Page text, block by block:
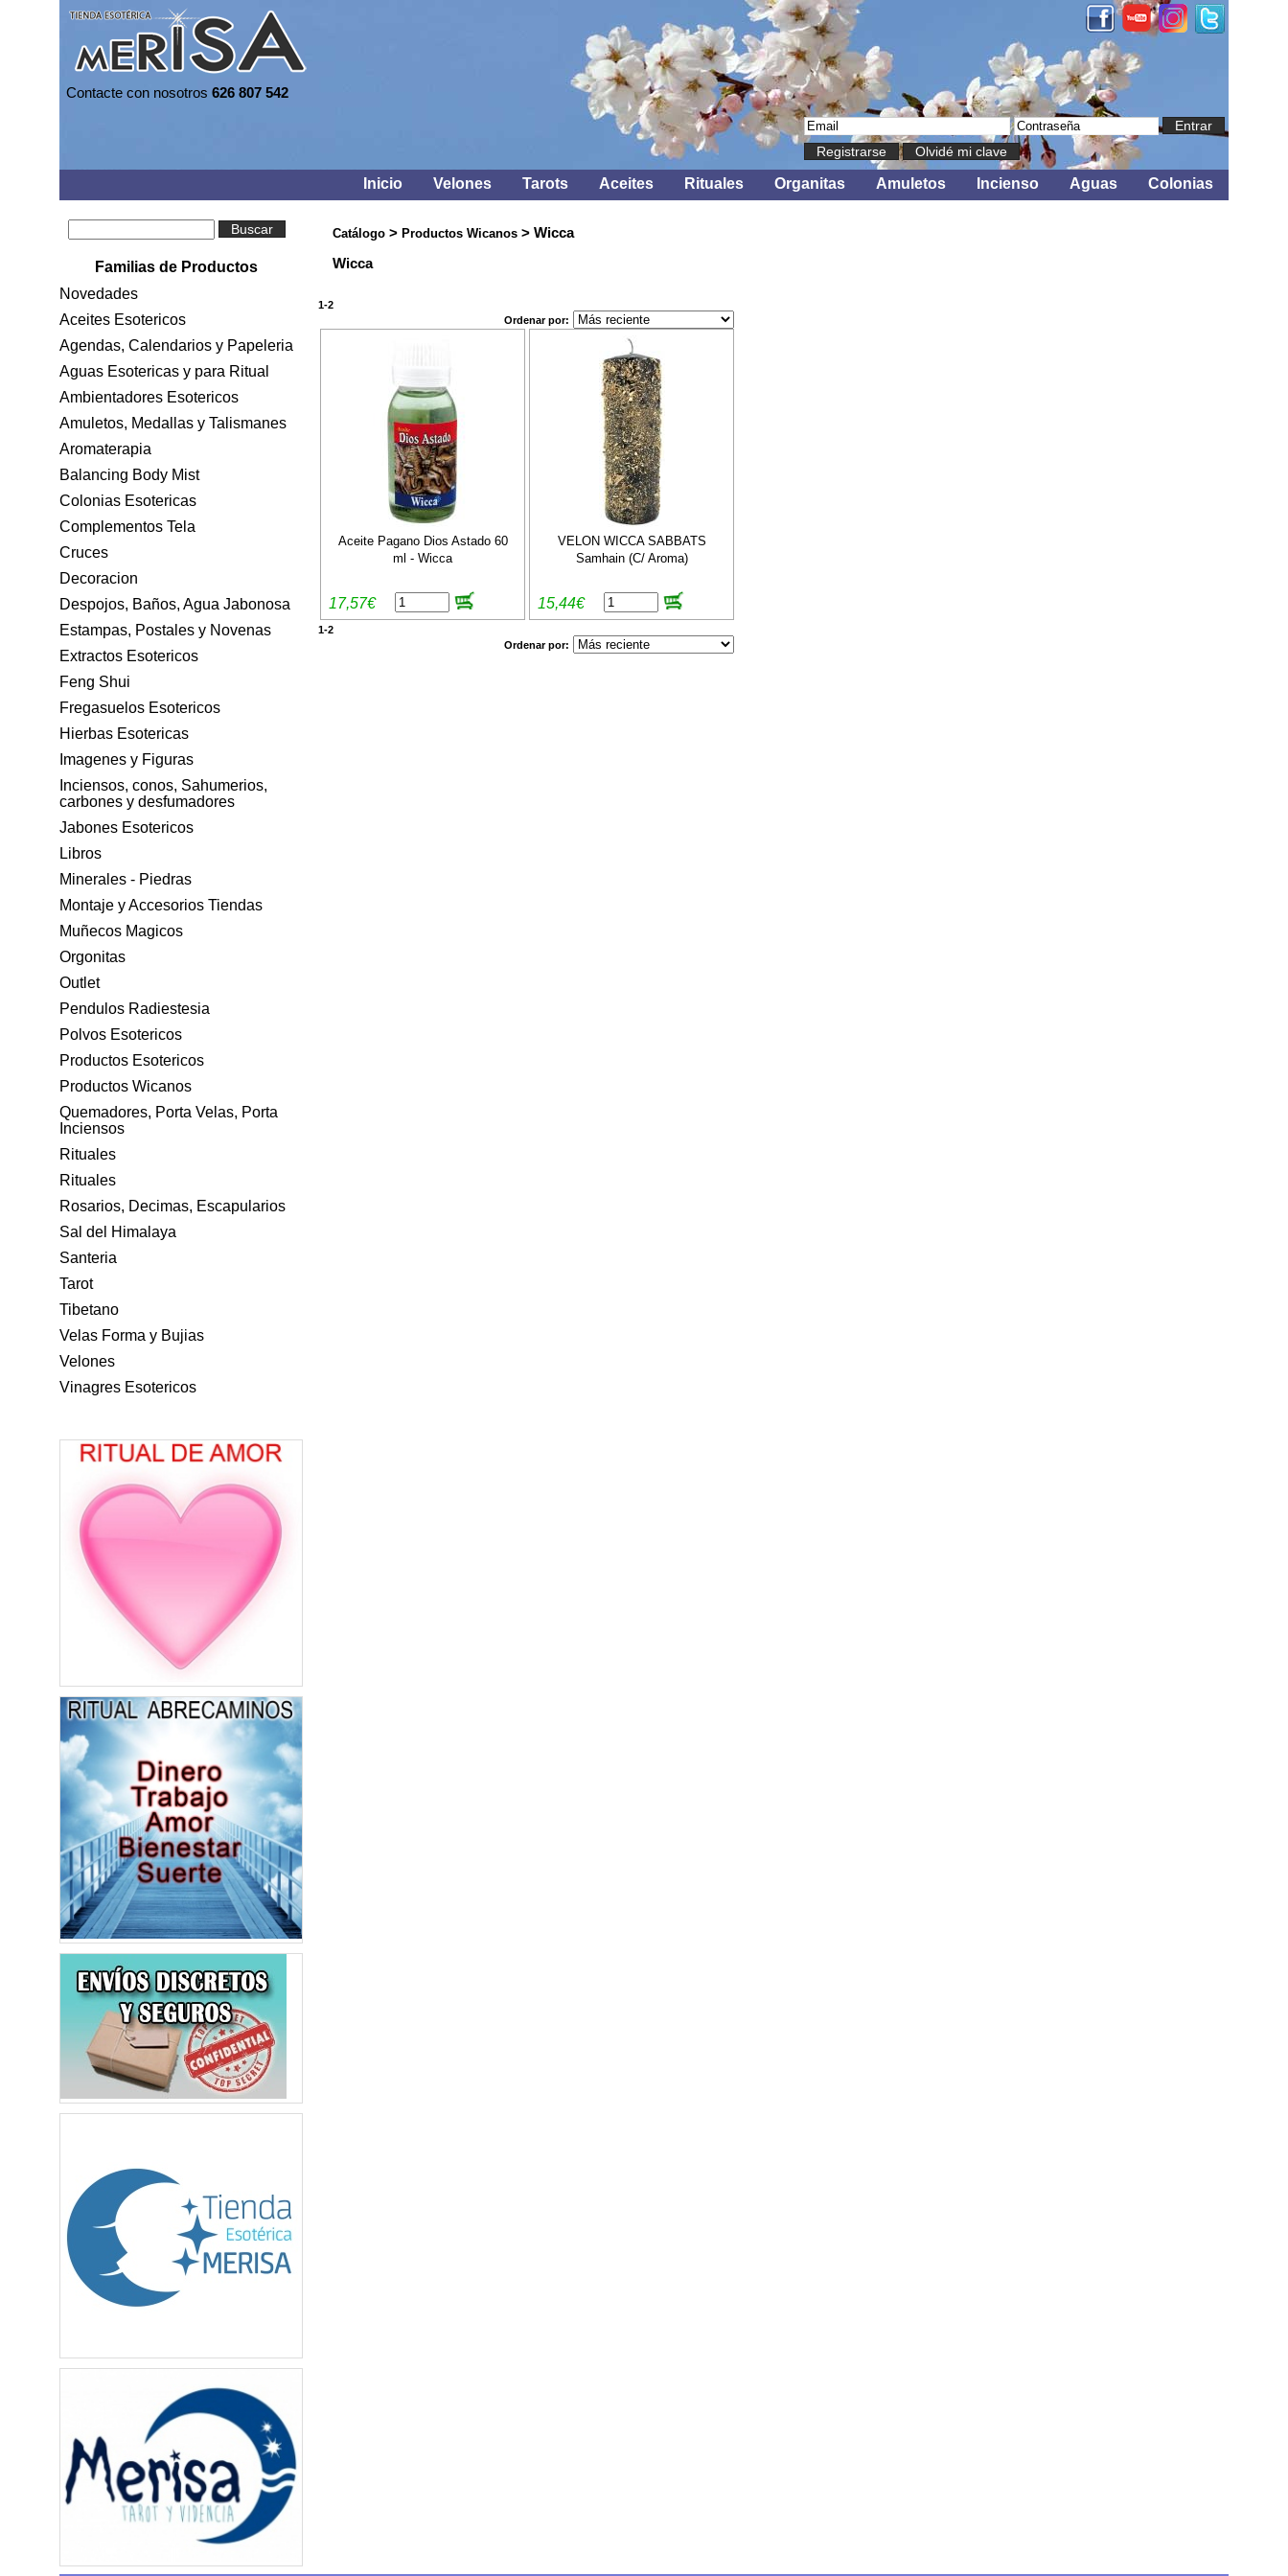
Contacte con nosotros 626 807 542
Entrar
Registrarse
Olvidé mi clave
Inicio Velones Tarots Aceites Rituales Organitas Amuletos Incienso Aguas Colonias
Buscar
Familias de Productos
Novedades
Aceites Esotericos
Agendas, Calendarios y Papeleria
Aguas Esotericas y para Ritual
Ambientadores Esotericos
Amuletos, Medallas y Talismanes
Aromaterapia
Balancing Body Mist
Colonias Esotericas
Complementos Tela
Cruces
Decoracion
Despojos, Baños, Agua Jabonosa
Estampas, Postales y Novenas
Extractos Esotericos
Feng Shui
Fregasuelos Esotericos
Hierbas Esotericas
Imagenes y Figuras
Inciensos, conos, Sahumerios,
carbones y desfumadores
Jabones Esotericos
Libros
Minerales - Piedras
Montaje y Accesorios Tiendas
Muñecos Magicos
Orgonitas
Outlet
Pendulos Radiestesia
Polvos Esotericos
Productos Esotericos
Productos Wicanos
Quemadores, Porta Velas, Porta
Inciensos
Rituales
Rituales
Rosarios, Decimas, Escapularios
Sal del Himalaya
Santeria
Tarot
Tibetano
Velas Forma y Bujias
Velones
Vinagres Esotericos
Catálogo > Productos Wicanos > Wicca
Wicca
1-2
Ordenar por:
Aceite Pagano Dios Astado 60
ml - Wicca
17,57€
VELON WICCA SABBATS
Samhain (C/ Aroma)
15,44€
1-2
Ordenar por: